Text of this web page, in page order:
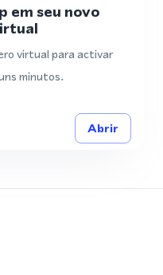
seu novo
virtual para activar
minutos.
Abrir